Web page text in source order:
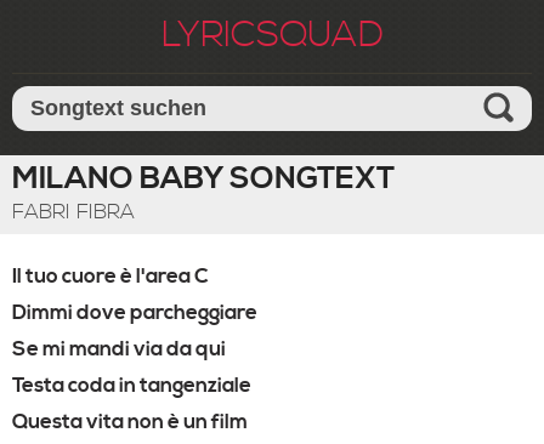
LYRICSQUAD
MILANO BABY SONGTEXT
FABRI FIBRA
Il tuo cuore è l'area C
Dimmi dove parcheggiare
Se mi mandi via da qui
Testa coda in tangenziale
Questa vita non è un film